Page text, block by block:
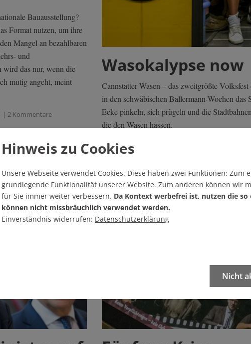
Bauausstellung?
Format nutzen, um ihre
Mangel an bezahlbaren
und
wird das nur, wenn die
mutig angeht, meint
| 2 Kommentare
Wasokalypse now
Cannstatter Wasen – das zweitgrößte
in den schwäbischen Ballermann-Wochen
Ecke pinkeln, sich prügeln und die
die den Wasen hassen.
Von Elena Wolf
Hinweis zu Cookies
Unsere Webseite verwendet Cookies. Diese haben zwei Funktionen:
grundlegende Funktionalität unserer Website. Zum anderen können wir
für Sie immer weiter verbessern. Da Kontext werbefrei ist, nutzen die
können nicht missbräuchlich verwendet werden.
Einverständnis widerrufen: Datenschutzerklärung
Nicht